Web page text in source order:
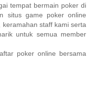
tempat bermain poker di
situs game poker online
staff kami serta
untuk semua member
poker online bersama